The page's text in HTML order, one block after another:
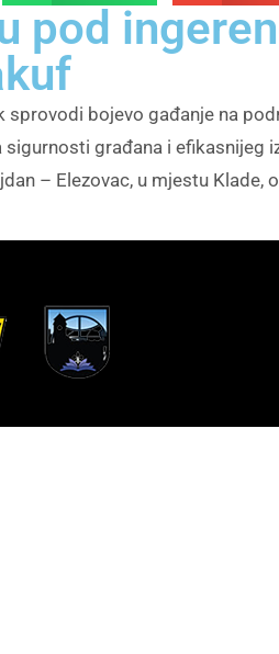
pod
bojevo gađanje na
građana i efikasnijeg
– Elezovac, u mjestu Klade,